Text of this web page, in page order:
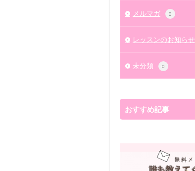
メルマガ 0
レッスンのお知らせ
未分類 0
おすすめ記事